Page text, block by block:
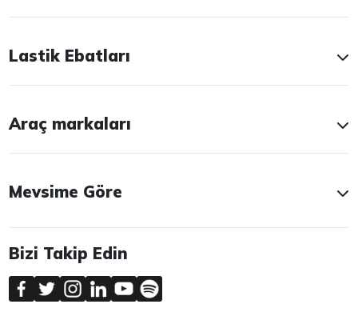
Lastik Ebatları
Araç markaları
Mevsime Göre
Bizi Takip Edin